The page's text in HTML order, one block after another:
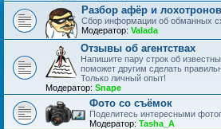
Разбор афёр и лохотронов
Сбор информации об обманных
Модератор: Valada
Отзывы об агентствах
Напишите пару строк об
поможет другим сделать
Только личный опыт!
Модератор: Snape
Фото со съёмок
Поделитесь интересными
Модератор: Tasha_A